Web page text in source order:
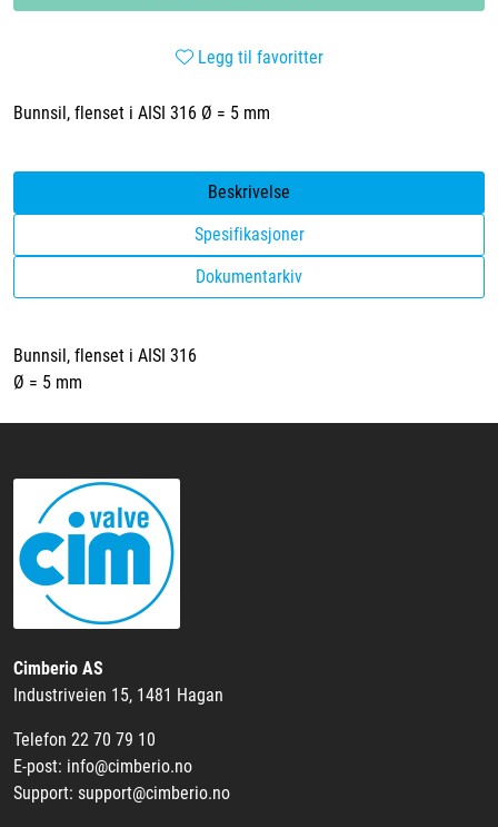
Legg til favoritter
Bunnsil, flenset i AISI 316 Ø = 5 mm
Beskrivelse
Spesifikasjoner
Dokumentarkiv
Bunnsil, flenset i AISI 316
Ø = 5 mm
Cimberio AS
Industriveien 15, 1481 Hagan
Telefon 22 70 79 10
E-post: info@cimberio.no
Support: support@cimberio.no